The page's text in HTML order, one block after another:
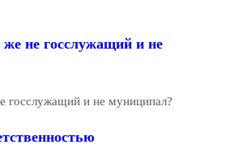
же не госслужащий и не
госслужащий и не муниципал?